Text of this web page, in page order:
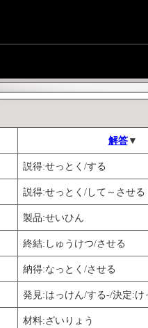
解答▼
説得:せっとく/する
説得:せっとく/して～させる
製品:せいひん
終結:しゅうけつ/させる
納得:なっとく/させる
発見:はっけん/する-/決定:け
材料:ざいりょう